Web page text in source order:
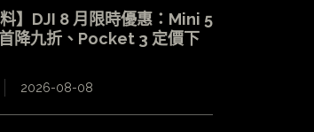
料】DJI 8 月限時優惠：Mini 5
降九折、Pocket 3 定價下
2026-08-08